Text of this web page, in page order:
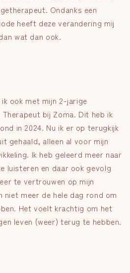
Ondanks een
heeft deze verandering mij
wat dan ook.
ook met mijn 2-jarige
bij Zoma. Dit heb ik
in 2024. Nu ik er op terugkijk
gehaald, alleen al voor mijn
Ik heb geleerd meer naar
luisteren en daar ook gevolg
te vertrouwen op mijn
niet meer de hele dag rond om
Het voelt krachtig om het
leven (weer) terug te hebben.